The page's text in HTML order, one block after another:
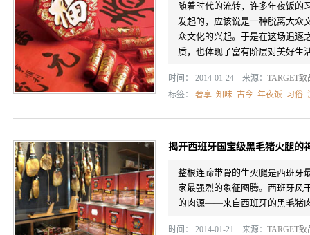
随着时代的流转，许多年夜饭的
发起的，应该说是一种脱离大众
众文化的兴起。于是在这场追逐
质，也体现了富有阶层对美好生
时间： 2014-01-24 来源： TARGET致
标签： 奢享 知味 古今 年夜饭 习俗
揭开西班牙国宝级黑毛猪火腿的
整根连蹄带骨的生火腿是西班牙
家最强烈的象征图腾。西班牙风
的肉源——来自西班牙的黑毛猪
时间： 2014-01-21 来源： TARGET致